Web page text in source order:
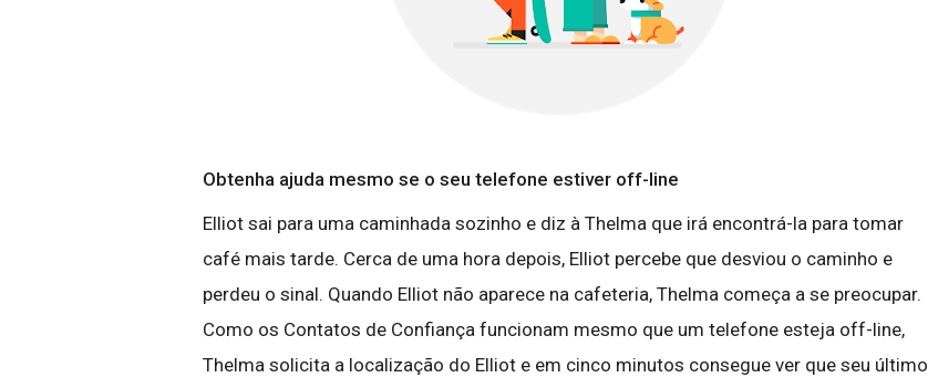
Obtenha ajuda mesmo se o seu telefone estiver off-line
Elliot sai para uma caminhada sozinho e diz à Thelma que irá encontrá-la para tomar
café mais tarde. Cerca de uma hora depois, Elliot percebe que desviou o caminho e
perdeu o sinal. Quando Elliot não aparece na cafeteria, Thelma começa a se preocupar.
Como os Contatos de Confiança funcionam mesmo que um telefone esteja off-line,
Thelma solicita a localização do Elliot e em cinco minutos consegue ver que seu último